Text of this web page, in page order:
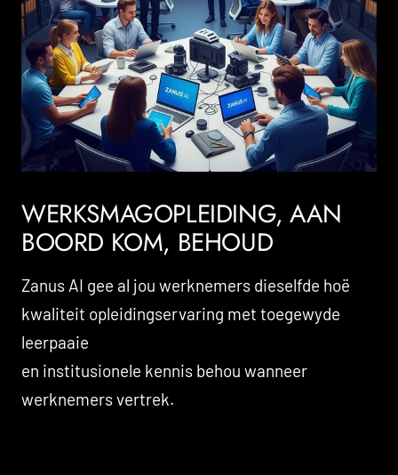
WERKSMAGOPLEIDING, AAN
BOORD KOM, BEHOUD
Zanus AI gee al jou werknemers dieselfde hoë
kwaliteit opleidingservaring met toegewyde
leerpaaie
en institusionele kennis behou wanneer
werknemers vertrek.